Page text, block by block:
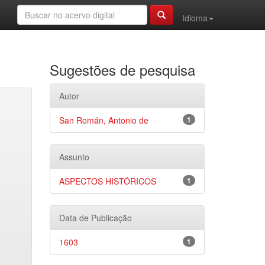
Idioma
Sugestões de pesquisa
Autor
1
San Román, Antonio de
Assunto
1
ASPECTOS HISTÓRICOS
Data de Publicação
1
1603